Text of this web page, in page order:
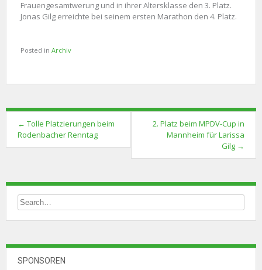
Frauengesamtwerung und in ihrer Altersklasse den 3. Platz.
Jonas Gilg erreichte bei seinem ersten Marathon den 4. Platz.
Posted in Archiv
Post
navigation
← Tolle Platzierungen beim
Rodenbacher Renntag
2. Platz beim MPDV-Cup in
Mannheim für Larissa
Gilg →
SPONSOREN